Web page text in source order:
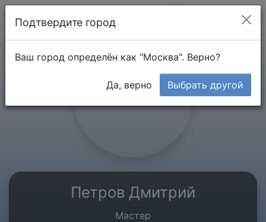
Петров Дмитрий
Мастер
Подтвердите город
Ваш город определён как "Москва". Верно?
Да, верно Выбрать другой